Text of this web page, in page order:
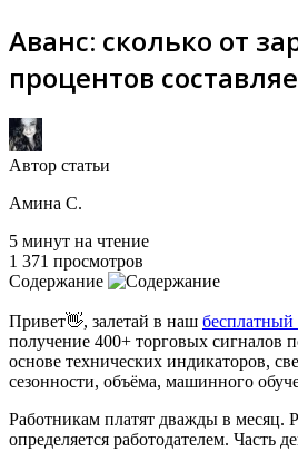
Аванс: сколько от
процентов
Автор статьи
Амина С.
5 минут на чтение
1 371 просмотров
Содержание
Привет👋, залетай в наш
получение 400+ торговых
основе технических индикаторов,
сезонности, объёма, машинного
Работникам платят дважды в месяц.
определяется работодателем. Часть